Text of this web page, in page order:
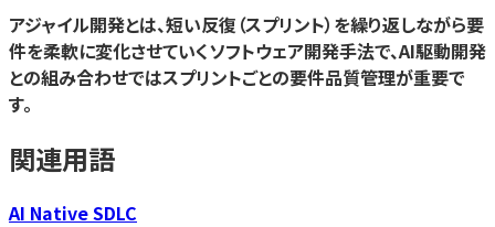
アジャイル開発とは、短い反復（スプリント）を繰り返しながら要
件を柔軟に変化させていくソフトウェア開発手法で、AI駆動開発
との組み合わせではスプリントごとの要件品質管理が重要で
す。
関連用語
AI Native SDLC